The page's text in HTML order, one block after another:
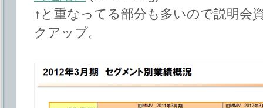
↑と重なってる部分も多いので説明会
クアップ。